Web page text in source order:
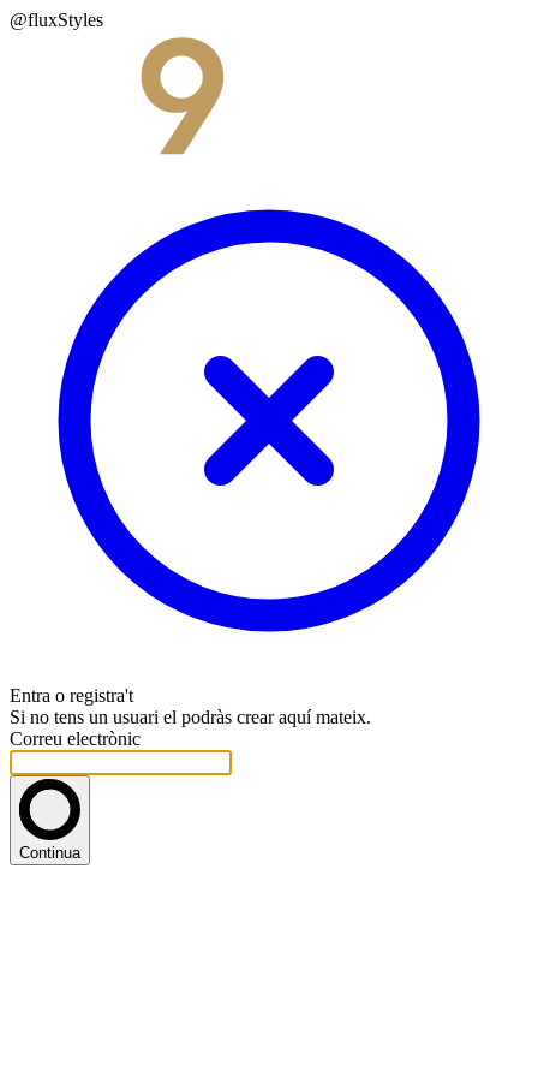
@fluxStyles
Entra o registra't
Si no tens un usuari el podràs crear aquí mateix.
Correu electrònic
Continua